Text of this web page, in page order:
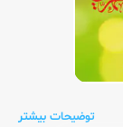
توضیحات بیشتر